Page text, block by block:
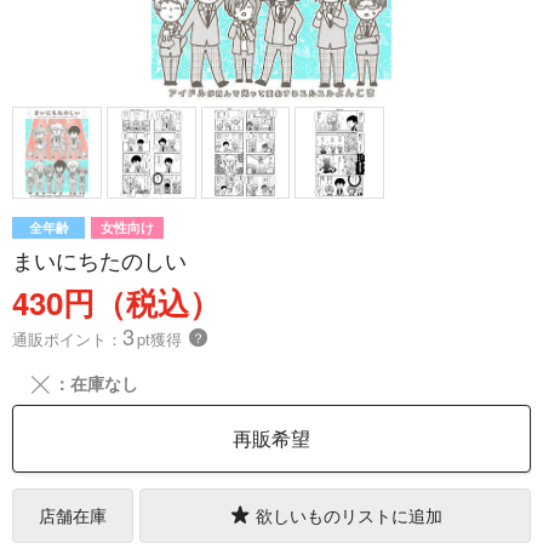
全年齢 女性向け
まいにちたのしい
430円（税込）
通販ポイント： 3pt獲得 ？
╳ ：在庫なし
再販希望
店舗在庫 欲しいものリストに追加